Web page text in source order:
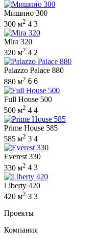
Мишино 300
300 м2 4 3
Mira 320
320 м2 4 2
Palazzo Palace 880
880 м2 6 6
Full House 500
500 м2 4 4
Prime House 585
585 м2 3 4
Everest 330
330 м2 4 3
Liberty 420
420 м2 3 3
Проекты
Компания